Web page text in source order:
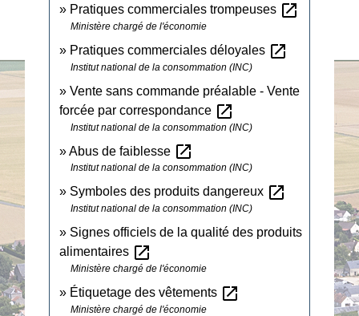
Pratiques commerciales trompeuses open_in_new
Ministère chargé de l'économie
Pratiques commerciales déloyales open_in_new
Institut national de la consommation (INC)
Vente sans commande préalable - Vente
forcée par correspondance open_in_new
Institut national de la consommation (INC)
Abus de faiblesse open_in_new
Institut national de la consommation (INC)
Symboles des produits dangereux open_in_new
Institut national de la consommation (INC)
Signes officiels de la qualité des produits
alimentaires open_in_new
Ministère chargé de l'économie
Étiquetage des vêtements open_in_new
Ministère chargé de l'économie